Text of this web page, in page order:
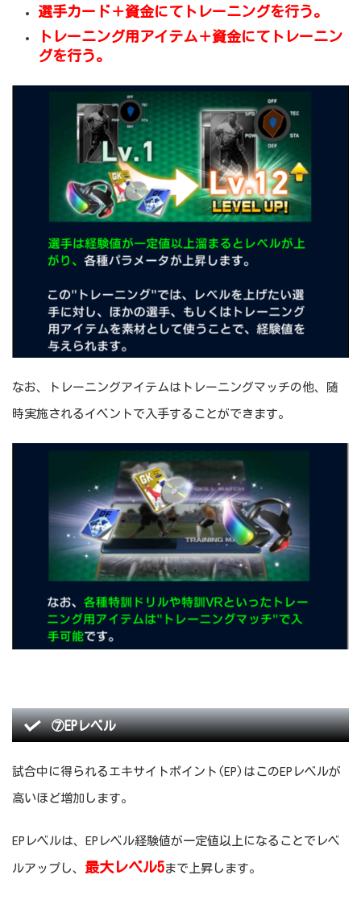
選手カード＋資金にてトレーニングを行う。
トレーニング用アイテム＋資金にてトレーニン
グを行う。
なお、トレーニングアイテムはトレーニングマッチの他、随
時実施されるイベントで入手することができます。
⑦EPレベル
試合中に得られるエキサイトポイント(EP)はこのEPレベルが
高いほど増加します。
EPレベルは、EPレベル経験値が一定値以上になることでレベ
ルアップし、 最大レベル5まで上昇します。